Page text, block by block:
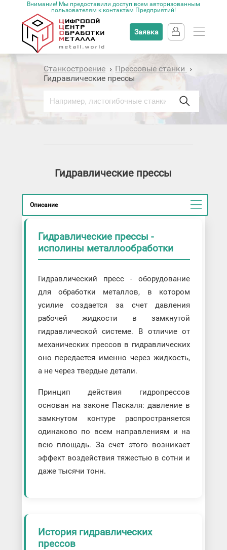
Внимание! Мы предоставили доступ всем авторизованным
пользователям к контактам Предприятий!
Заявка
Станкостроение › Прессовые станки ›
Гидравлические прессы
Гидравлические прессы
Описание
Гидравлические прессы -
исполины металлообработки
Гидравлический пресс - оборудование
для обработки металлов, в котором
усилие создается за счет давления
рабочей жидкости в замкнутой
гидравлической системе. В отличие от
механических прессов в гидравлических
оно передается именно через жидкость,
а не через твердые детали.
Принцип действия гидропрессов
основан на законе Паскаля: давление в
замкнутом контуре распространяется
одинаково по всем направлениям и на
всю площадь. За счет этого возникает
эффект воздействия тяжестью в сотни и
даже тысячи тонн.
История гидравлических
прессов